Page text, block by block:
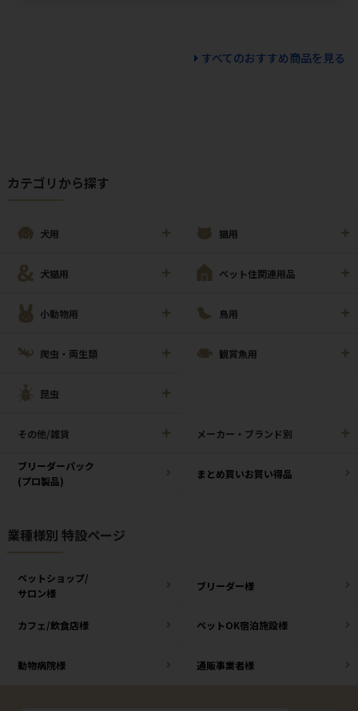
すべてのおすすめ商品を見る
カテゴリから探す
犬用 猫用
犬猫用 ペット住関連用品
小動物用 鳥用
爬虫・両生類 観賞魚用
昆虫
その他/雑貨 メーカー・ブランド別
ブリーダーパック
(プロ製品)
まとめ買いお買い得品
業種様別 特設ページ
ペットショップ/
サロン様
ブリーダー様
カフェ/飲食店様 ペットOK宿泊施設様
動物病院様 通販事業者様